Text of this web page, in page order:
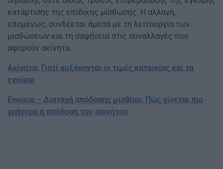
κατάρτισης της επίδικης μίσθωσης. Η αλλαγή,
επομένως, συνδέεται άμεσα με τη λειτουργία των
μισθώσεων και τη σαφήνεια στις συναλλαγές που
αφορούν ακίνητα.
Ακίνητα: Γιατί αυξάνονται οι τιμές κατοικίας και τα
ενοίκια
Ενοίκια – Διαταγή απόδοσης μισθίου: Πώς γίνεται πιο
γρήγορα η απόδοση του ακινήτου